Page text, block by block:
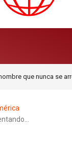
migratoria de la
Pablo Jofré Leal